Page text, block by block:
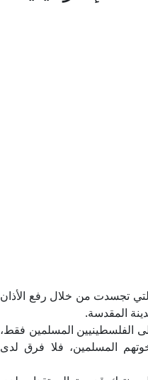
التي تجسدت من خلال رفع الأذان
المقدسة.
الفلسطينيين المسلمين فقط،
المسلمين، فلا فرق لدى